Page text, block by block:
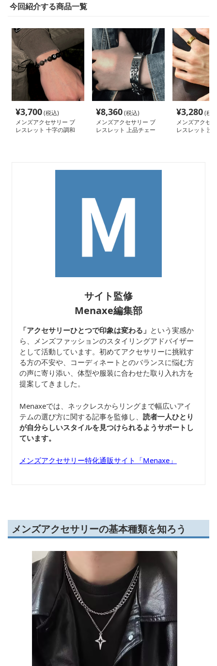
今回紹介する商品一覧
¥3,700(税込)
メンズアクセサリー ブ
レスレット 十字の調和
¥8,360(税込)
メンズアクセサリー ブ
レスレット 上品チェー
¥3,280(税
メンズアクセ
レスレット 洗
サイト監修
Menaxe編集部
「アクセサリーひとつで印象は変わる」 という実感か
ら、メンズファッションのスタイリングアドバイザー
として活動しています。初めてアクセサリーに挑戦す
る方の不安や、コーディネートとのバランスに悩む方
の声に寄り添い、体型や服装に合わせた取り入れ方を
提案してきました。
Menaxeでは、ネックレスからリングまで幅広いアイ
テムの選び方に関する記事を監修し、 読者一人ひとり
が自分らしいスタイルを見つけられるようサポートし
ています。
メンズアクセサリー特化通販サイト「Menaxe」
メンズアクセサリーの基本種類を知ろう